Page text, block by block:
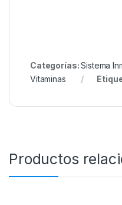
Categorías:Sistema
Vitaminasㅤ
Productos